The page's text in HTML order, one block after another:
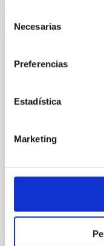
Necesarias
Preferencias
Estadística
Marketing
Acuerdo
Observatorio
Observatory
en el ORM, su
decida de mutuo